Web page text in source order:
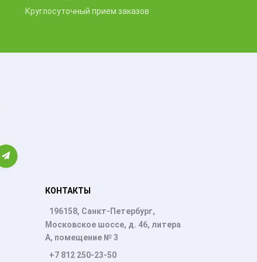
Круглосуточный прием заказов
КОНТАКТЫ
196158, Санкт-Петербург,
Московское шоссе, д. 46, литера
А, помещение № 3
+7 812 250-23-50